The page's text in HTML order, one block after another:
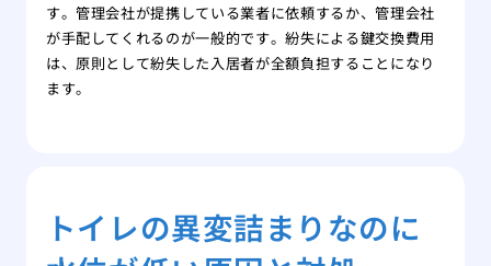
す。管理会社が提携している業者に依頼するか、管理会社
が手配してくれるのが一般的です。紛失による鍵交換費用
は、原則として紛失した入居者が全額負担することになり
ます。
トイレの異変詰まりなのに